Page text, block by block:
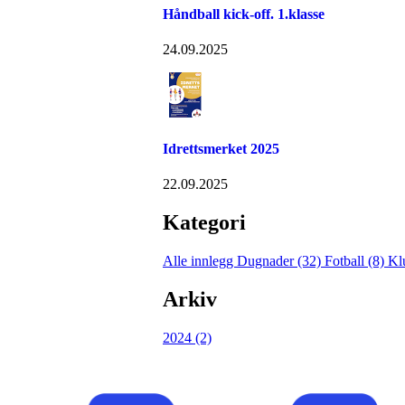
Håndball kick-off. 1.klasse
24.09.2025
Idrettsmerket 2025
22.09.2025
Kategori
Alle innlegg Dugnader (32) Fotball (8)
Arkiv
2024 (2)